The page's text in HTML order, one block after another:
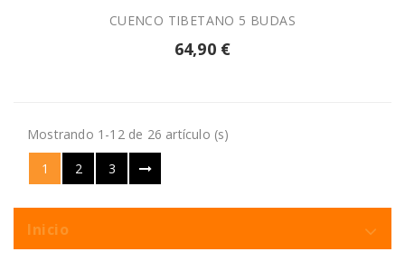
CUENCO TIBETANO 5 BUDAS
64,90 €
Mostrando 1-12 de 26 artículo (s)
1
2 3
Inicio